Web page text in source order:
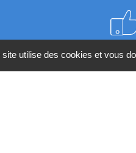
Meilleurs prix
site utilise des cookies et vous